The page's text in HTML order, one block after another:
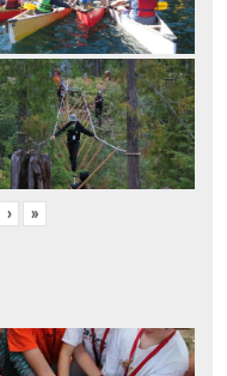
› »